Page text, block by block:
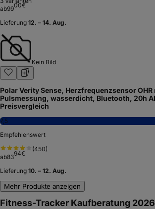
ab9900€
Lieferung 12. – 14. Aug.
Kein Bild
Polar Verity Sense, Herzfrequenzsensor
Pulsmessung, wasserdicht, Bluetooth, 20h
Preisvergleich
7,5
Empfehlenswert
(450)
ab8394€
Lieferung 10. – 12. Aug.
Mehr Produkte anzeigen
Fitness-Tracker Kaufberatung 2026